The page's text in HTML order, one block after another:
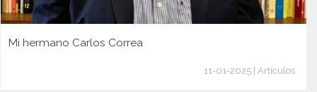
Mi hermano Carlos Correa
11-01-2025 | Artículos